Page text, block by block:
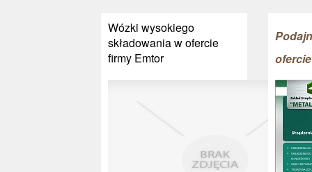
Wózki wysokiego
składowania w ofercie
firmy Emtor